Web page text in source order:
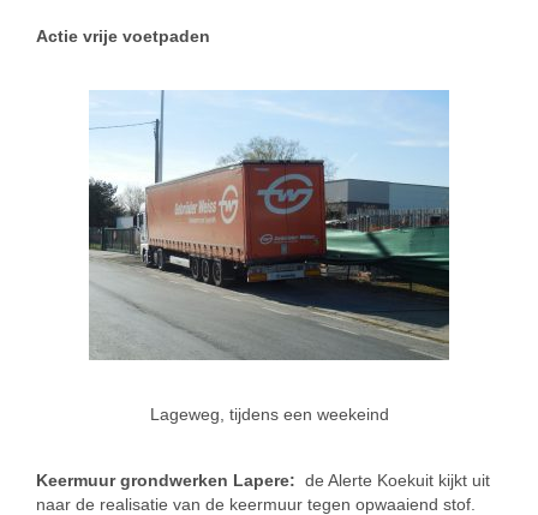
Actie vrije voetpaden
Lageweg, tijdens een weekeind
Keermuur grondwerken Lapere: de Alerte Koekuit kijkt uit
naar de realisatie van de keermuur tegen opwaaiend stof.